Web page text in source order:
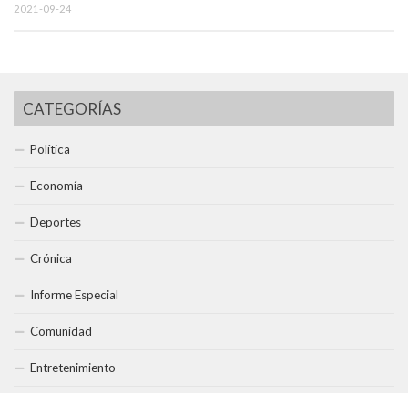
2021-09-24
CATEGORÍAS
Política
Economía
Deportes
Crónica
Informe Especial
Comunidad
Entretenimiento